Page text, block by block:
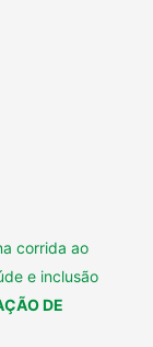
corrida ao
e inclusão
DE